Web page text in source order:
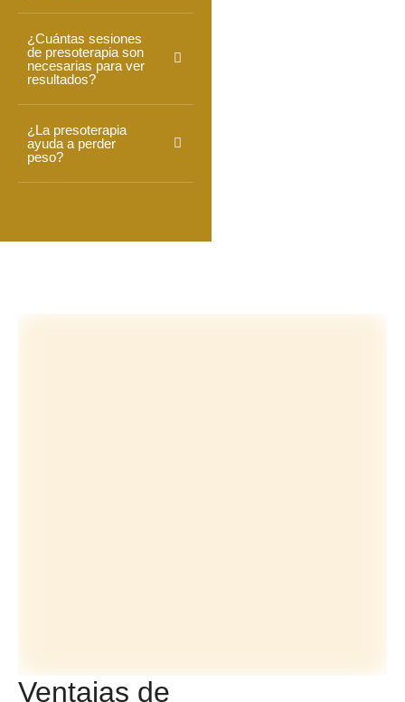
¿Cuántas sesiones
de presoterapia son
necesarias para ver
resultados?
¿La presoterapia
ayuda a perder
peso?
Ventajas de